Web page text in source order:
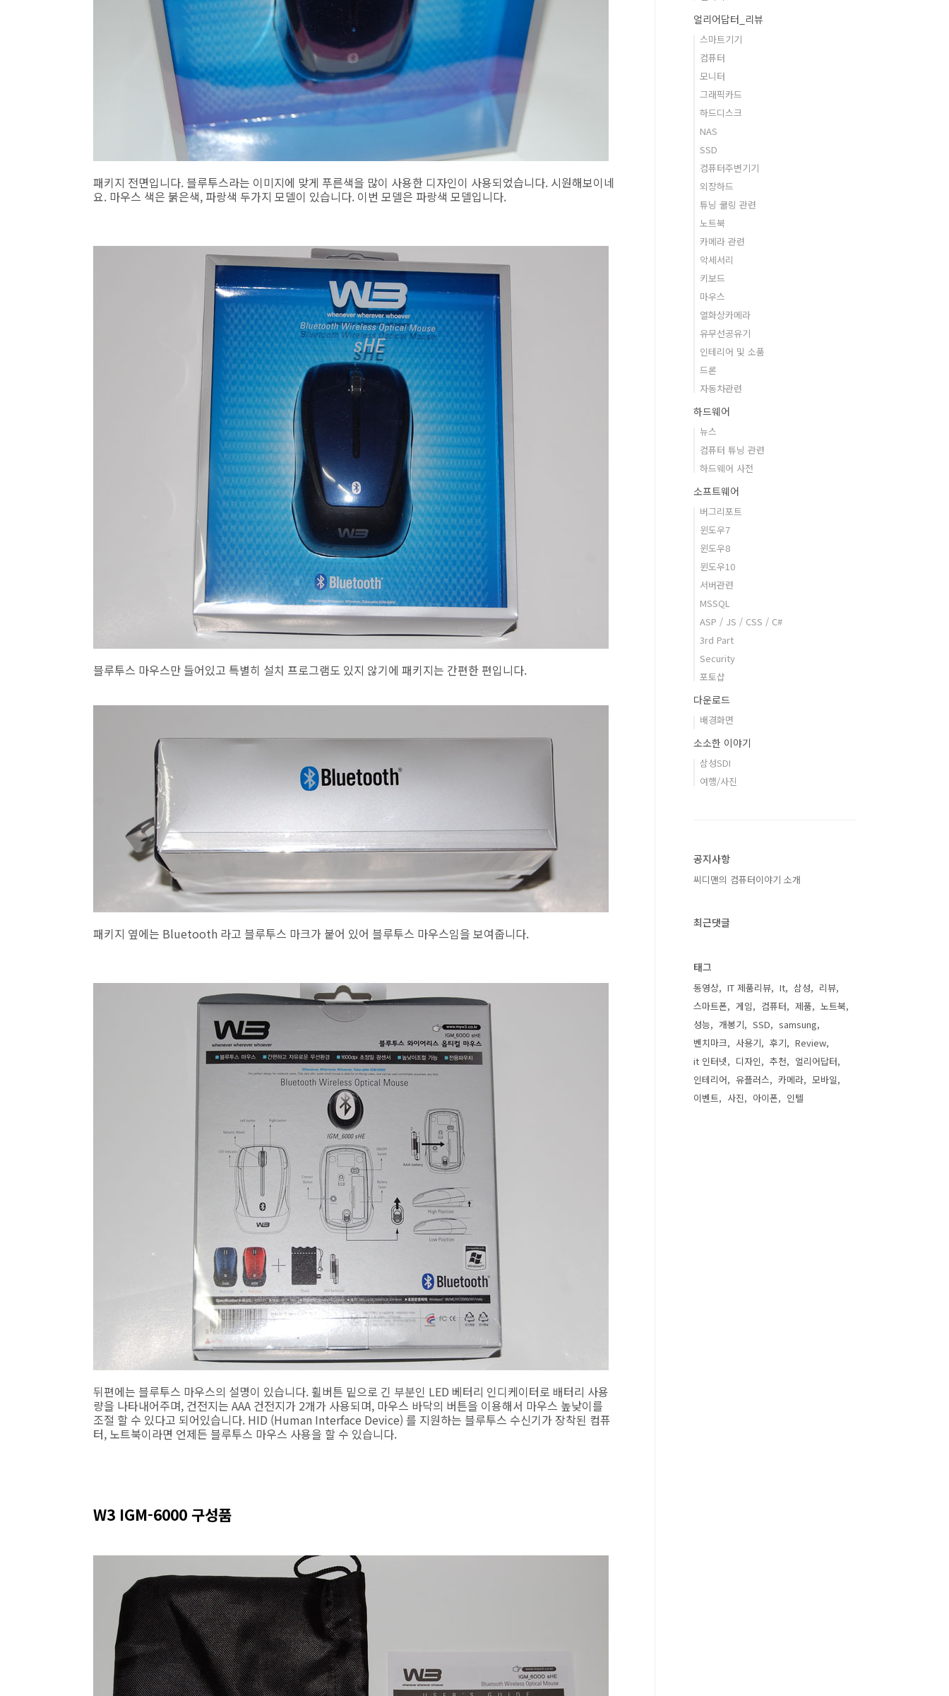
패키지 전면입니다. 블루투스라는 이미지에 맞게 푸른색을 많이 사용한 디자인이 사용되었습니다. 시원해보이네
요. 마우스 색은 붉은색, 파랑색 두가지 모델이 있습니다. 이번 모델은 파랑색 모델입니다.
블루투스 마우스만 들어있고 특별히 설치 프로그램도 있지 않기에 패키지는 간편한 편입니다.
패키지 옆에는 Bluetooth 라고 블루투스 마크가 붙어 있어 블루투스 마우스임을 보여줍니다.
뒤편에는 블루투스 마우스의 설명이 있습니다. 휠버튼 밑으로 긴 부분인 LED 베터리 인디케이터로 배터리 사용
량을 나타내어주며, 건전지는 AAA 건전지가 2개가 사용되며, 마우스 바닥의 버튼을 이용해서 마우스 높낮이를
조절 할 수 있다고 되어있습니다. HID (Human Interface Device) 를 지원하는 블루투스 수신기가 장착된 컴퓨
터, 노트북이라면 언제든 블루투스 마우스 사용을 할 수 있습니다.
W3 IGM-6000 구성품
얼리어답터_리뷰
스마트기기
컴퓨터
모니터
그래픽카드
하드디스크
NAS
SSD
컴퓨터주변기기
외장하드
튜닝 쿨링 관련
노트북
카메라 관련
악세서리
키보드
마우스
열화상카메라
유무선공유기
인테리어 및 소품
드론
자동차관련
하드웨어
뉴스
컴퓨터 튜닝 관련
하드웨어 사전
소프트웨어
버그리포트
윈도우7
윈도우8
윈도우10
서버관련
MSSQL
ASP / JS / CSS / C#
3rd Part
Security
포토샵
다운로드
배경화면
소소한 이야기
삼성SDI
여행/사진
공지사항
씨디맨의 컴퓨터이야기 소개
최근댓글
태그
동영상 IT 제품리뷰 It 삼성
리뷰
스마트폰
게임 컴퓨터 제품
노트북
성능
개봉기 SSD
samsung
벤치마크
사용기 후기
Review
it 인터넷
디자인 추천
얼리어답터
인테리어
유플러스 카메라
모바일
이벤트
사진 아이폰 인텔